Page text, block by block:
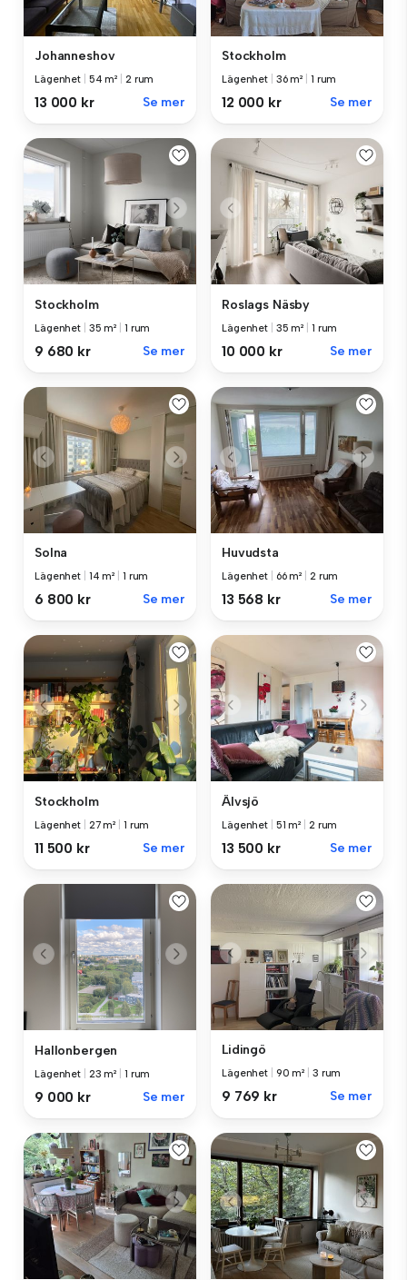
Johanneshov
Lägenhet 54 m² 2 rum
13 000 kr Se mer
Stockholm
Lägenhet 36 m² 1 rum
12 000 kr Se mer
Stockholm
Lägenhet 35 m² 1 rum
9 680 kr Se mer
Roslags Näsby
Lägenhet 35 m² 1 rum
10 000 kr Se mer
Solna
Lägenhet 14 m² 1 rum
6 800 kr Se mer
Huvudsta
Lägenhet 66 m² 2 rum
13 568 kr Se mer
Stockholm
Lägenhet 27 m² 1 rum
11 500 kr Se mer
Älvsjö
Lägenhet 51 m² 2 rum
13 500 kr Se mer
Hallonbergen
Lägenhet 23 m² 1 rum
9 000 kr Se mer
Lidingö
Lägenhet 90 m² 3 rum
9 769 kr Se mer